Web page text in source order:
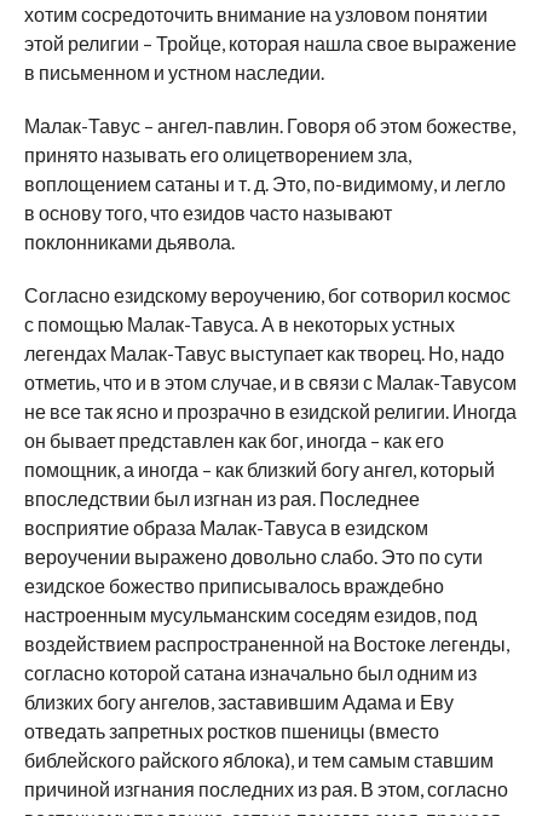
хотим сосредоточить внимание на узловом понятии
этой религии – Тройце, которая нашла свое выражение
в письменном и устном наследии.
Малак-Тавус – ангел-павлин. Говоря об этом божестве,
принято называть его олицетворением зла,
воплощением сатаны и т. д. Это, по-видимому, и легло
в основу того, что езидов часто называют
поклонниками дьявола.
Согласно езидскому вероучению, бог сотворил космос
с помощью Малак-Тавуса. А в некоторых устных
легендах Малак-Тавус выступает как творец. Но, надо
отметиь, что и в этом случае, и в связи с Малак-Тавусом
не все так ясно и прозрачно в езидской религии. Иногда
он бывает представлен как бог, иногда – как его
помощник, а иногда – как близкий богу ангел, который
впоследствии был изгнан из рая. Последнее
восприятие образа Малак-Тавуса в езидском
вероучении выражено довольно слабо. Это по сути
езидское божество приписывалось враждебно
настроенным мусульманским соседям езидов, под
воздействием распространенной на Востоке легенды,
согласно которой сатана изначально был одним из
близких богу ангелов, заставившим Адама и Еву
отведать запретных ростков пшеницы (вместо
библейского райского яблока), и тем самым ставшим
причиной изгнания последних из рая. В этом, согласно